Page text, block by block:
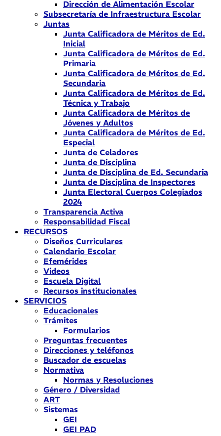
Dirección de Alimentación Escolar
Subsecretaría de Infraestructura Escolar
Juntas
Junta Calificadora de Méritos de Ed.
Inicial
Junta Calificadora de Méritos de Ed.
Primaria
Junta Calificadora de Méritos de Ed.
Secundaria
Junta Calificadora de Méritos de Ed.
Técnica y Trabajo
Junta Calificadora de Méritos de
Jóvenes y Adultos
Junta Calificadora de Méritos de Ed.
Especial
Junta de Celadores
Junta de Disciplina
Junta de Disciplina de Ed. Secundaria
Junta de Disciplina de Inspectores
Junta Electoral Cuerpos Colegiados
2024
Transparencia Activa
Responsabilidad Fiscal
RECURSOS
Diseños Curriculares
Calendario Escolar
Efemérides
Videos
Escuela Digital
Recursos institucionales
SERVICIOS
Educacionales
Trámites
Formularios
Preguntas frecuentes
Direcciones y teléfonos
Buscador de escuelas
Normativa
Normas y Resoluciones
Género / Diversidad
ART
Sistemas
GEI
GEI PAD